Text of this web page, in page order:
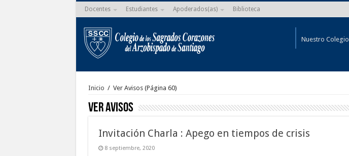
Docentes Estudiantes Apoderados(as) Biblioteca
Nuestro Colegio
Inicio / Ver Avisos(Página 60)
Ver Avisos
Invitación Charla : Apego en tiempos de crisis
8 septiembre, 2020